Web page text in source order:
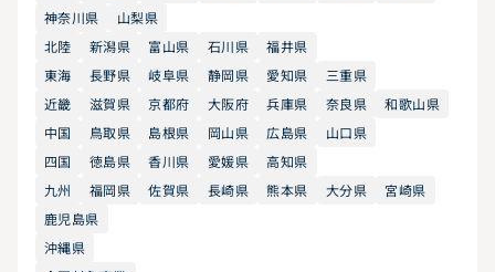
神奈川県
山梨県
北陸
新潟県 富山県 石川県
福井県
東海
長野県 岐阜県 静岡県 愛知県
三重県
近畿
滋賀県 京都府 大阪府 兵庫県 奈良県
和歌山県
中国
鳥取県 島根県 岡山県 広島県
山口県
四国
徳島県 香川県 愛媛県
高知県
九州
福岡県 佐賀県 長崎県 熊本県 大分県
宮崎県
鹿児島県
沖縄県